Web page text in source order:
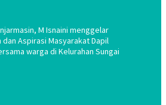
M Isnaini menggelar
Aspirasi Masyarakat Dapil
warga di Kelurahan Sungai